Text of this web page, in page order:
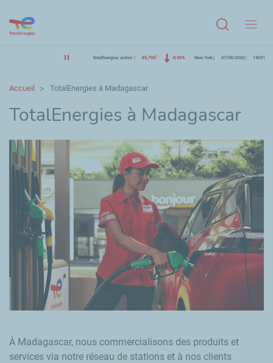
TotalEnergies action 85,79$ -0,56% New York 07/08/2026 14h51
Accueil TotalEnergies à Madagascar
TotalEnergies à Madagascar
À Madagascar, nous commercialisons des produits et
services via notre réseau de stations et à nos clients